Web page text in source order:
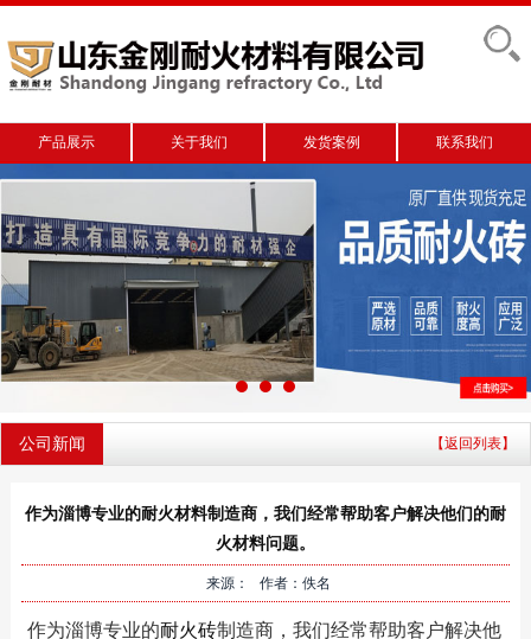
产品展示 关于我们 发货案例 联系我们
公司新闻 【返回列表】
作为淄博专业的耐火材料制造商，我们经常帮助客户解决他们的耐
火材料问题。
来源： 作者：佚名
作为淄博专业的耐火砖制造商，我们经常帮助客户解决他